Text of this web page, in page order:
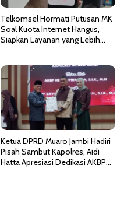
Telkomsel Hormati Putusan MK
Soal Kuota Internet Hangus,
Siapkan Layanan yang Lebih
Ketua DPRD Muaro Jambi Hadiri
Pisah Sambut Kapolres, Aidi
Hatta Apresiasi Dedikasi AKBP